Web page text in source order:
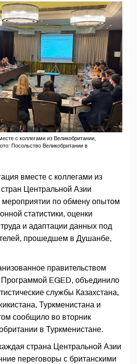
с коллегами из Великобритании,
Посольство Великобритании в
вместе с коллегами из
Центральной Азии
мероприятии по обмену опытом
статистики, оценки
и адаптации данных под
прошедшем в Душанбе,
правительством
Программой EGED, объединило
службы Казахстана,
Туркменистана и
сообщило во вторник
в Туркменистане.
страна Центральной Азии
переговоры с британскими